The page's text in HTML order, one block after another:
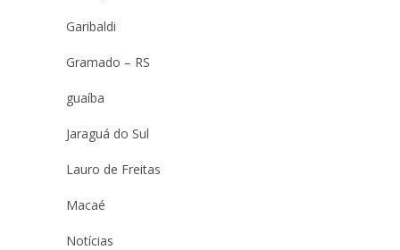
Garibaldi
Gramado – RS
guaíba
Jaraguá do Sul
Lauro de Freitas
Macaé
Notícias